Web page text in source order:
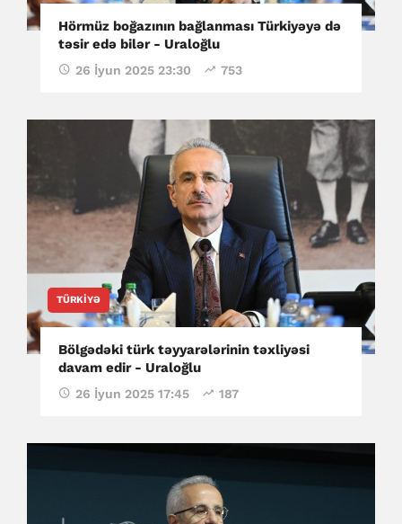
Hörmüz boğazının bağlanması Türkiyəyə də
təsir edə bilər - Uraloğlu
26 İyun 2025 23:30 753
TÜRKIYƏ
Bölgədəki türk təyyarələrinin təxliyəsi
davam edir - Uraloğlu
26 İyun 2025 17:45 187